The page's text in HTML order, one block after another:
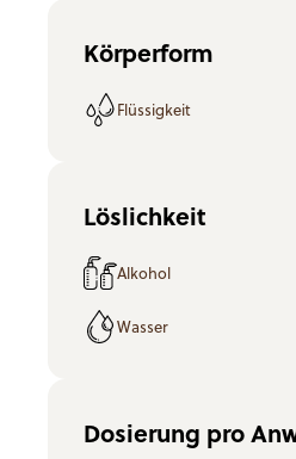
Körperform
Flüssigkeit
Löslichkeit
Alkohol
Wasser
Dosierung pro